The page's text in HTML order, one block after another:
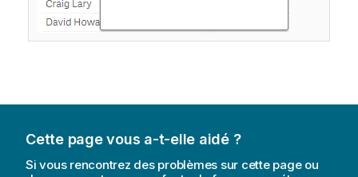
Cette page vous a-t-elle aidé ?
Si vous rencontrez des problèmes sur cette page ou